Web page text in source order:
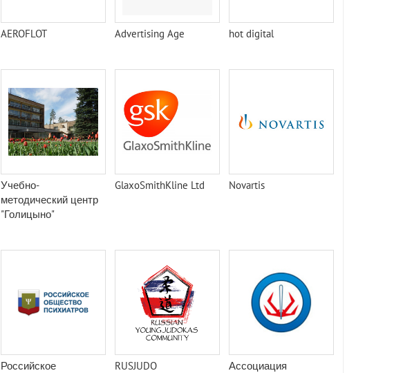
AEROFLOT Advertising Age hot digital
Учебно-
методический центр
"Голицыно"
GlaxoSmithKline Ltd Novartis
Российское
RUSJUDO
Ассоциация